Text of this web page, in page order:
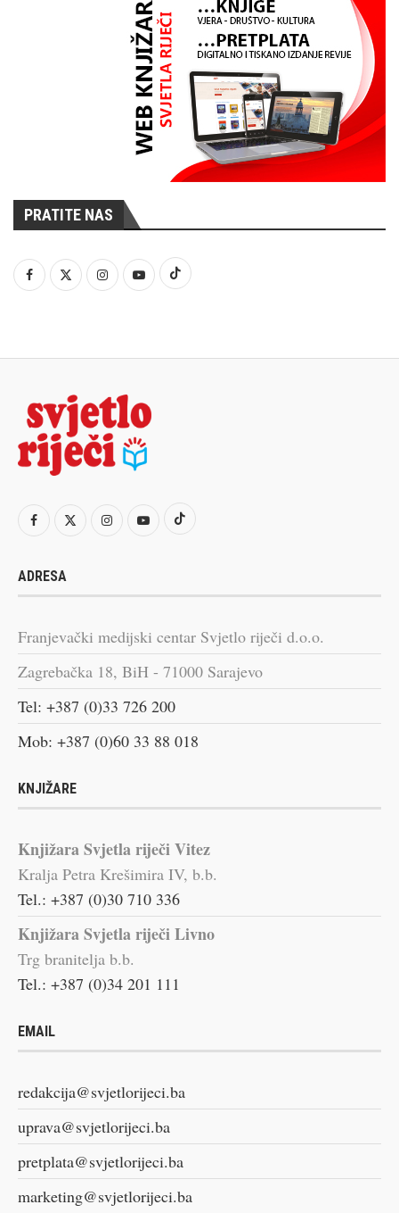
PRATITE NAS
ADRESA
Franjevački medijski centar Svjetlo riječi d.o.o.
Zagrebačka 18, BiH - 71000 Sarajevo
Tel: +387 (0)33 726 200
Mob: +387 (0)60 33 88 018
KNJIŽARE
Knjižara Svjetla riječi Vitez
Kralja Petra Krešimira IV, b.b.
Tel.: +387 (0)30 710 336
Knjižara Svjetla riječi Livno
Trg branitelja b.b.
Tel.: +387 (0)34 201 111
EMAIL
redakcija@svjetlorijeci.ba
uprava@svjetlorijeci.ba
pretplata@svjetlorijeci.ba
marketing@svjetlorijeci.ba